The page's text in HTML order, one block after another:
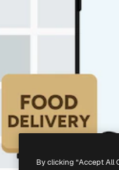
By clicking “Accept All